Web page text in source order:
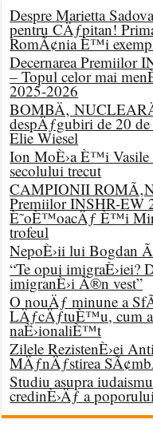
Despre Marietta
pentru CÄƒpitan!
RomÃ¢nia È™i
Decernarea Premiilor
– Topul celor mai
2025-2026
BOMBÄ‚
despÄƒgubiri de 20
Elie Wiesel
Ion MoÈ›a È™i
secolului trecut
CAMPIONII
Premiilor INSHR-EW
È˜oÈ™oacÄƒ È™i
trofeul
NepoÈ›ii lui Bogdan
“Te opui
imigranÈ›i Ã®n vest”
O nouÄƒ minune a
LÄƒcÄƒtuÈ™u, cum a
naÈ›ionaliÈ™t
Zilele RezistenÈ›ei
MÄƒnÄƒstirea
Studiu asupra
credinÈ›Äƒ a